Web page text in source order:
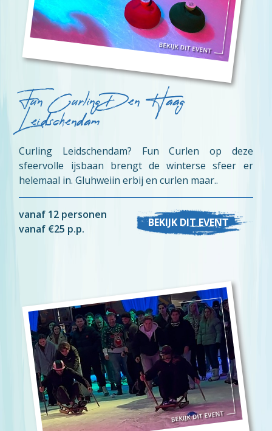
Fun Curling Den Haag
Leidschendam
Curling Leidschendam? Fun Curlen op deze
sfeervolle ijsbaan brengt de winterse sfeer er
helemaal in. Gluhweiin erbij en curlen maar..
vanaf 12 personen
vanaf €25 p.p.
BEKIJK DIT EVENT